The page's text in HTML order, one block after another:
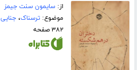
از:سایمون سنت جیمز
موضوع:ترسناک،
۳۸۲ صفحه